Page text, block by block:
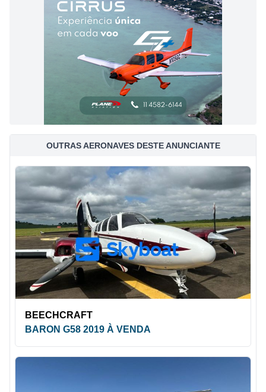
OUTRAS AERONAVES DESTE ANUNCIANTE
BEECHCRAFT
BARON G58 2019 À VENDA